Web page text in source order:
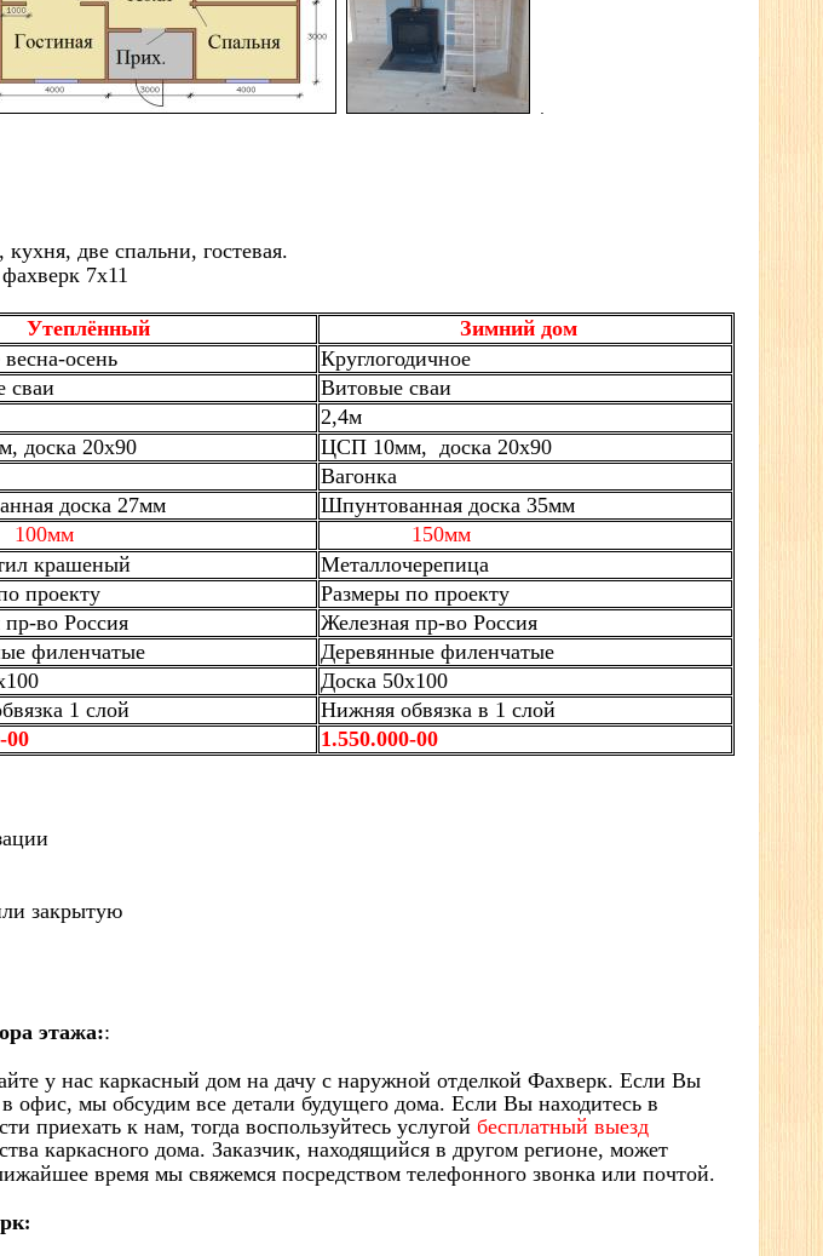
две спальни, гостевая.
7х11
Зимний дом
осень
Круглогодичное
сваи
Витовые сваи
2,4м
доска 20х90
ЦСП 10мм, доска 20х90
Вагонка
доска 27мм
Шпунтованная доска 35мм
100мм
150мм
крашеный
Металлочерепица
проекту
Размеры по проекту
во Россия
Железная пр-во Россия
филенчатые
Деревянные филенчатые
Доска 50х100
1 слой
Нижняя обвязка в 1 слой
00 1.550.000-00
закрытую
этажа::
у нас каркасный дом на дачу с наружной отделкой Фахверк. Если Вы
офис, мы обсудим все детали будущего дома. Если Вы находитесь в
приехать к нам, тогда воспользуйтесь услугой бесплатный выезд
каркасного дома. Заказчик, находящийся в другом регионе, может
время мы свяжемся посредством телефонного звонка или почтой.
: